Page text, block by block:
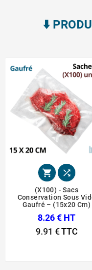
⬇️​
 
(X100) - Sacs
Conservation Sous
Gaufré – (15x20 Cm)
8.26 € HT
9.91 €TTC